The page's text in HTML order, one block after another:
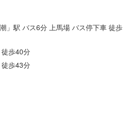
」駅 バス6分 上馬場 バス停下車 徒歩
歩40分
歩43分